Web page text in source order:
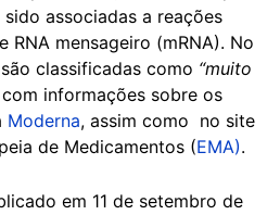
associadas a reações
RNA mensageiro (mRNA). No
classificadas como “muito
informações sobre os
Moderna, assim como no site
de Medicamentos (EMA).
em 11 de setembro de